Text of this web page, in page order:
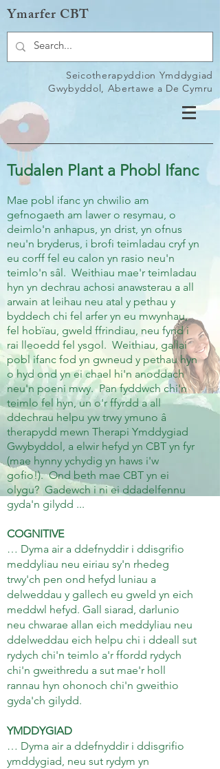
Ymarfer CBT
Seicotherapyddion Ymddygiad
Gwybyddol, Abertawe a De Cymru
Tudalen Plant a Phobl Ifanc
Mae pobl ifanc yn chwilio am
gefnogaeth am lawer o resymau, o
deimlo'n anhapus, yn drist, yn ofnus
neu'n bryderus, i brofi teimladau cryf yn
eu corff fel eu calon yn rasio neu'n
teimlo'n sâl. Weithiau mae'r teimladau
hyn yn dechrau achosi anawsterau a all
arwain at leihau neu atal y pethau y
byddech chi fel arfer yn eu mwynhau,
fel hobïau, gweld ffrindiau, neu fynd i
rai lleoedd fel ysgol. Weithiau, gallai
pobl ifanc fod yn gwneud y pethau hyn
o hyd ond yn ei chael hi'n anoddach
neu'n poeni mwy. Pan fyddwch chi'n
teimlo fel hyn, un o'r ffyrdd a all
ddechrau helpu yw trwy ymuno â
therapydd mewn Therapi Ymddygiad
Gwybyddol, a elwir hefyd yn CBT yn fyr
(mae hynny ychydig yn haws i'w
gofio!). Ond beth mae CBT yn ei
olygu? Gadewch i ni ei ddadelfennu
gyda'n gilydd ...
COGNITIVE
… Dyma air a ddefnyddir i ddisgrifio
meddyliau neu eiriau sy'n rhedeg
trwy'ch pen ond hefyd luniau a
delweddau y gallech eu gweld yn eich
meddwl hefyd. Gall siarad, darlunio
neu chwarae allan eich meddyliau neu
ddelweddau eich helpu chi i ddeall sut
rydych chi'n teimlo a'r ffordd rydych
chi'n gweithredu a sut mae'r holl
rannau hyn ohonoch chi'n gweithio
gyda'ch gilydd.
YMDDYGIAD
… Dyma air a ddefnyddir i ddisgrifio
ymddygiad, neu sut rydym yn